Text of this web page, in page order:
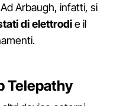
Arbaugh, infatti, si
di elettrodie il
Telepathy